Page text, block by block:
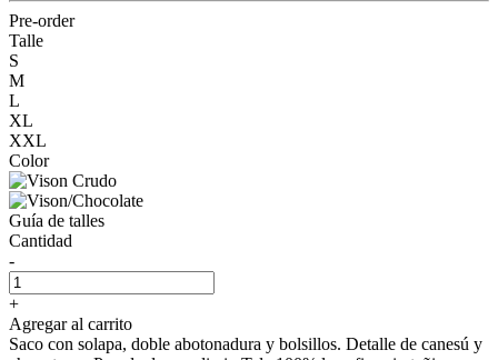
Pre-order
Talle
S
M
L
XL
XXL
Color
Guía de talles
Cantidad
-
+
Agregar al carrito
Saco con solapa, doble abotonadura y bolsillos. Detalle de canesú y